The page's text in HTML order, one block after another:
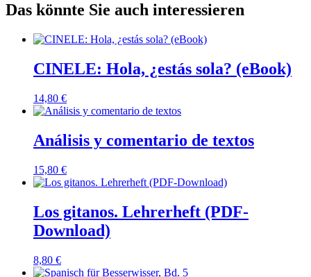
Das könnte Sie auch interessieren
CINELE: Hola, ¿estás sola? (eBook)
14,80 €
Análisis y comentario de textos
15,80 €
Los gitanos. Lehrerheft (PDF-
Download)
8,80 €